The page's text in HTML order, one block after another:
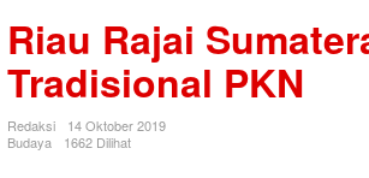
a
u
R
a
Riau Rajai
Tradisional PKN
Redaksi
14 Oktober 2019
Budaya
1662 Dilihat